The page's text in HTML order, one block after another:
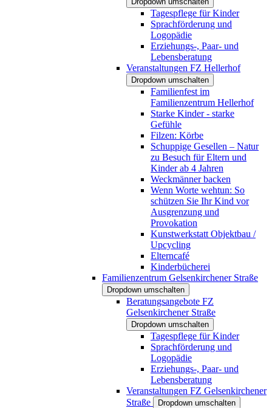
Tagespflege für Kinder
Sprachförderung und
Logopädie
Erziehungs-, Paar- und
Lebensberatung
Veranstaltungen FZ Hellerhof
Dropdown umschalten
Familienfest im
Familienzentrum Hellerhof
Starke Kinder - starke
Gefühle
Filzen: Körbe
Schuppige Gesellen – Natur
zu Besuch für Eltern und
Kinder ab 4 Jahren
Weckmänner backen
Wenn Worte wehtun: So
schützen Sie Ihr Kind vor
Ausgrenzung und
Provokation
Kunstwerkstatt Objektbau /
Upcycling
Elterncafé
Kinderbücherei
Familienzentrum Gelsenkirchener Straße
Dropdown umschalten
Beratungsangebote FZ
Gelsenkirchener Straße
Dropdown umschalten
Tagespflege für Kinder
Sprachförderung und
Logopädie
Erziehungs-, Paar- und
Lebensberatung
Veranstaltungen FZ Gelsenkirchener
Straße
Dropdown umschalten